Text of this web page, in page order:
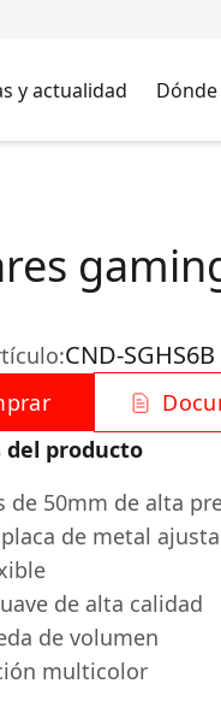
y actualidad
CND-SGHS6B
del producto
de 50mm de alta
de metal
de alta calidad
de volumen
multicolor